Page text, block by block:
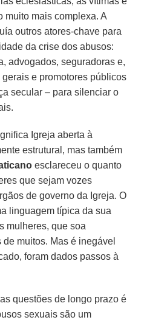
muito mais complexa. A
outros atores-chave para
da crise dos abusos:
advogados, seguradoras e,
e promotores públicos
secular – para silenciar o
Igreja aberta à
estrutural, mas também
esclareceu o quanto
que sejam vozes
de governo da Igreja. O
linguagem típica da sua
mulheres, que soa
muitos. Mas é inegável
foram dados passos à
questões de longo prazo é
sexuais são um